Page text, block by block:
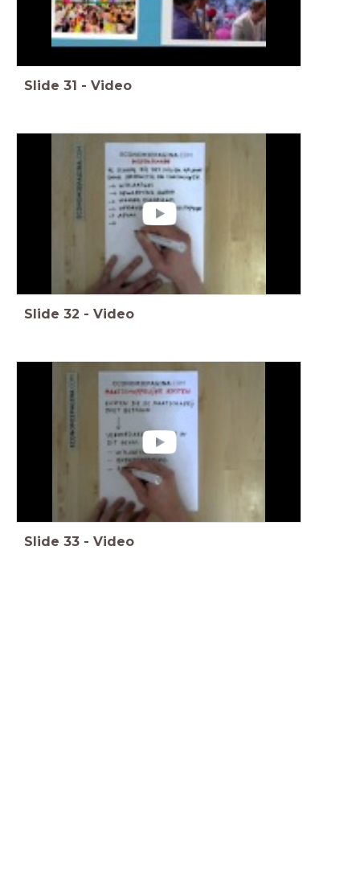
Slide 31 - Video
Slide 32 - Video
Slide 33 - Video